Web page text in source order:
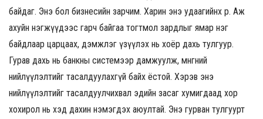
байдаг. Энэ бол бизнесийн зарчим. Харин энэ удаагийнх өөр. Аж
ахуйн нэгжүүдээс гарч байгаа тогтмол зардлыг ямар нэг
байдлаар царцаах, дэмжлэг үзүүлэх нь хоёр дахь тулгуур.
Гурав дахь нь банкны системээр дамжуулж, мөнгөний
нийлүүлэлтийг тасалдуулахгүй байх ёстой. Хэрэв энэ
нийлүүлэлтийг тасалдуулчихвал эдийн засаг хумигдаад хор
хохирол нь хэд дахин нэмэгдэх аюултай. Энэ гурван тулгуурт